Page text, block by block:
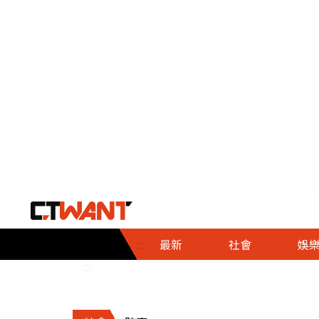
::: 最新 社會
社會首頁
時事
調查
娛樂
娛樂首頁
即時
財經首頁
熱線
政